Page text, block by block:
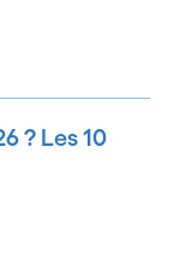
? Les 10